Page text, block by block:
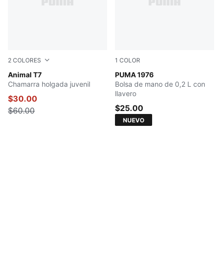
2 COLORES
Animal T7
Intense Lavender
Chamarra holgada juvenil
$30.00
$60.00
1 COLOR
PUMA 1976
PUMA White-PUMA Black
Bolsa de mano de 0,2 L con
llavero
$25.00
NUEVO